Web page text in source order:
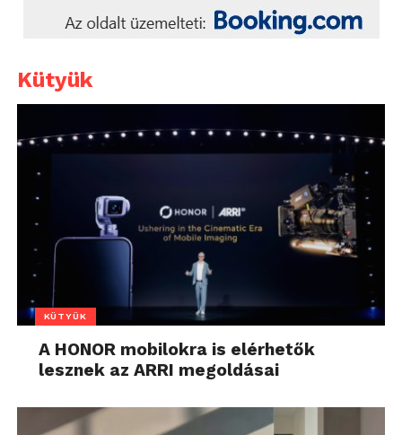
Kütyük
KÜTYÜK
A HONOR mobilokra is elérhetők
lesznek az ARRI megoldásai